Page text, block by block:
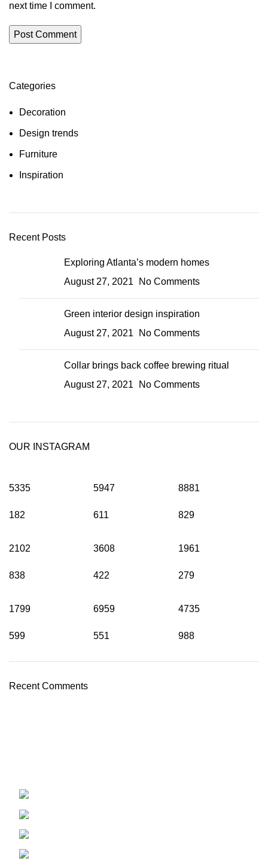
next time I comment.
Categories
Decoration
Design trends
Furniture
Inspiration
Recent Posts
Exploring Atlanta’s modern homes
August 27, 2021
No Comments
Green interior design inspiration
August 27, 2021
No Comments
Collar brings back coffee brewing ritual
August 27, 2021
No Comments
OUR INSTAGRAM
5335
182
5947
611
8881
829
2102
838
3608
422
1961
279
1799
599
6959
551
4735
988
Recent Comments